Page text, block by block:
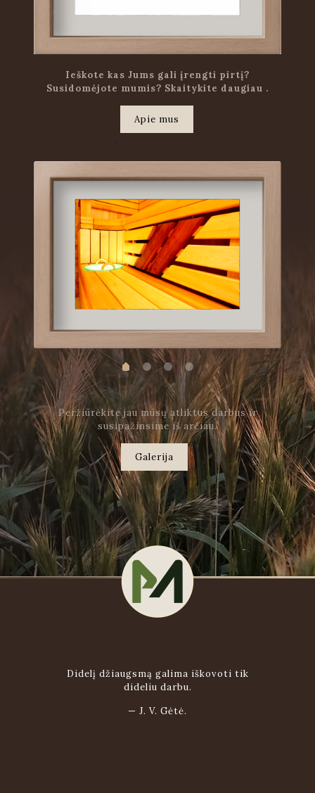
Ieškote kas Jums gali įrengti pirtį?
Susidomėjote mumis? Skaitykite daugiau .
.
Apie mus
Peržiūrėkite jau mūsų atliktus darbus ir
susipažinsime iš arčiau.
Galerija
Didelį džiaugsmą galima iškovoti tik
dideliu darbu.
— J. V. Gėtė.